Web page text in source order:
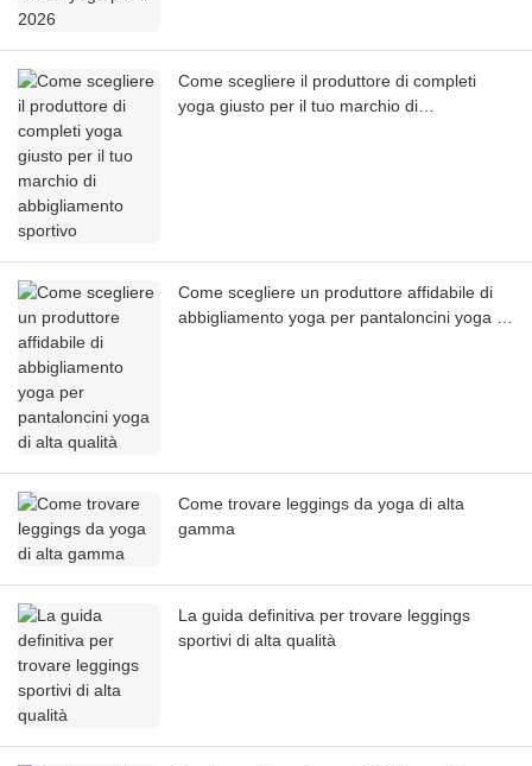
Come scegliere il produttore di completi
yoga giusto per il tuo marchio di
Come scegliere un produttore affidabile di
abbigliamento yoga per pantaloncini yoga di
Come trovare leggings da yoga di alta
gamma
La guida definitiva per trovare leggings
sportivi di alta qualità